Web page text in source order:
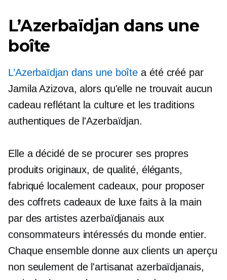
L’Azerbaïdjan dans une
boîte
L’Azerbaïdjan dans une boîte a été créé par
Jamila Azizova, alors qu'elle ne trouvait aucun
cadeau reflétant la culture et les traditions
authentiques de l'Azerbaïdjan.
Elle a décidé de se procurer ses propres
produits originaux, de qualité, élégants,
fabriqué localement cadeaux, pour proposer
des coffrets cadeaux de luxe faits à la main
par des artistes azerbaïdjanais aux
consommateurs intéressés du monde entier.
Chaque ensemble donne aux clients un aperçu
non seulement de l'artisanat azerbaïdjanais,